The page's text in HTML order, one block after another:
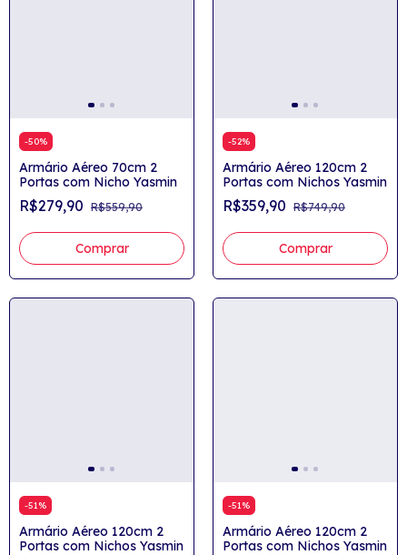
-50%
Armário Aéreo 70cm 2
Portas com Nicho Yasmin
R$279,90 R$559,90
Comprar
-52%
Armário Aéreo 120cm 2
Portas com Nichos Yasmin
R$359,90 R$749,90
Comprar
-51 %
Armário Aéreo 120cm 2
Portas com Nichos Yasmin
-51 %
Armário Aéreo 120cm 2
Portas com Nichos Yasmin